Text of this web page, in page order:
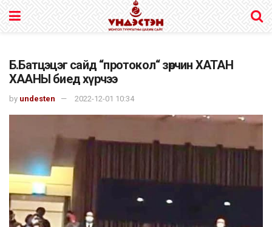
Б.Батцэцэг сайд “протокол“ зөрчин ХАТАН
ХААНЫ биед хүрчээ
by undesten 2022-12-01 10:34